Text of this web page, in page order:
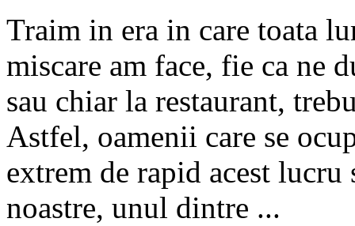
Traim in era in care toata
miscare am face, fie ca ne
sau chiar la restaurant,
Astfel, oamenii care se
extrem de rapid acest
noastre, unul dintre ...